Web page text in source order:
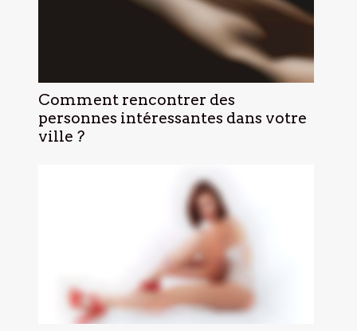
Comment rencontrer des
personnes intéressantes dans votre
ville ?